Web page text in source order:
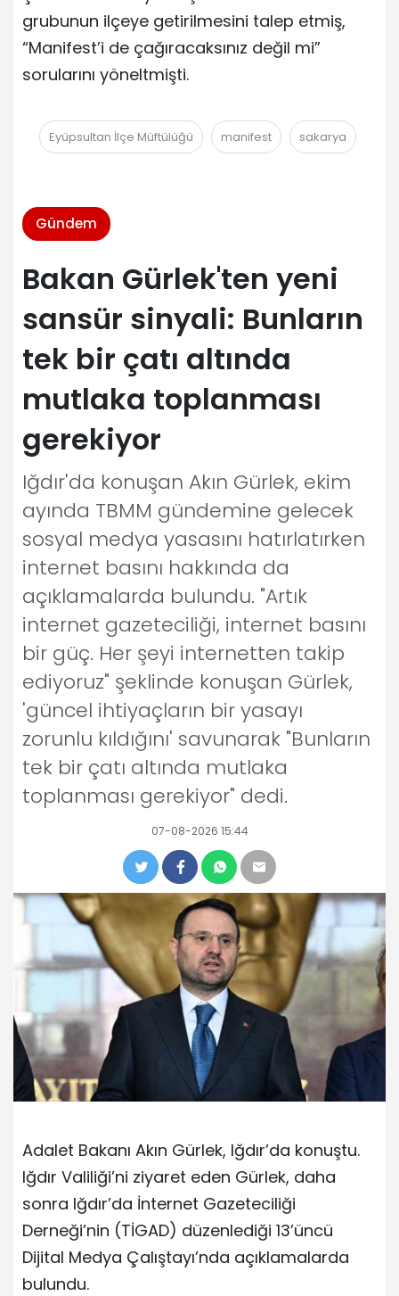
grubunun ilçeye getirilmesini talep etmiş,
“Manifest’i de çağıracaksınız değil mi”
sorularını yöneltmişti.
Eyüpsultan İlçe Müftülüğü manifest sakarya
Gündem
Bakan Gürlek'ten yeni
sansür sinyali: Bunların
tek bir çatı altında
mutlaka toplanması
gerekiyor
Iğdır'da konuşan Akın Gürlek, ekim
ayında TBMM gündemine gelecek
sosyal medya yasasını hatırlatırken
internet basını hakkında da
açıklamalarda bulundu. "Artık
internet gazeteciliği, internet basını
bir güç. Her şeyi internetten takip
ediyoruz" şeklinde konuşan Gürlek,
'güncel ihtiyaçların bir yasayı
zorunlu kıldığını' savunarak "Bunların
tek bir çatı altında mutlaka
toplanması gerekiyor" dedi.
07-08-2026 15:44
Adalet Bakanı Akın Gürlek, Iğdır’da konuştu.
Iğdır Valiliği’ni ziyaret eden Gürlek, daha
sonra Iğdır’da İnternet Gazeteciliği
Derneği’nin (TİGAD) düzenlediği 13’üncü
Dijital Medya Çalıştayı’nda açıklamalarda
bulundu.